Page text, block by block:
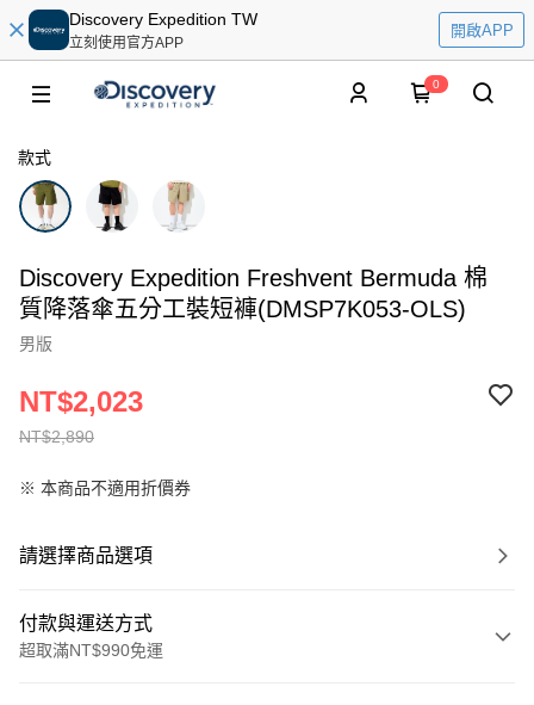
Discovery Expedition TW
立刻使用官方APP
開啟APP
0
款式
Discovery Expedition Freshvent Bermuda 棉
質降落傘五分工裝短褲(DMSP7K053-OLS)
男版
NT$2,890
NT$2,023
※ 本商品不適用折價券
請選擇商品選項
付款與運送方式
超取滿NT$990免運